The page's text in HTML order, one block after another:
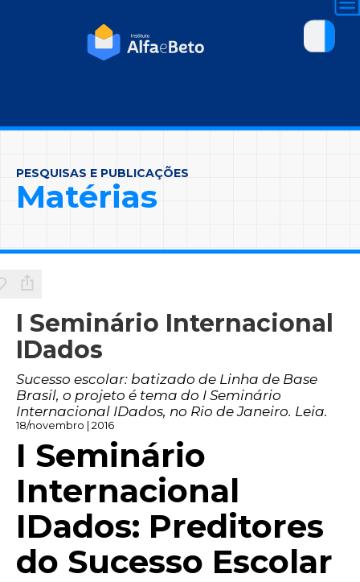
PESQUISAS E PUBLICAÇÕES
Matérias
I Seminário Internacional
IDados
Sucesso escolar: batizado de Linha de Base
Brasil, o projeto é tema do I Seminário
Internacional IDados, no Rio de Janeiro. Leia.
18/novembro | 2016
I Seminário
Internacional
IDados: Preditores
do Sucesso Escolar